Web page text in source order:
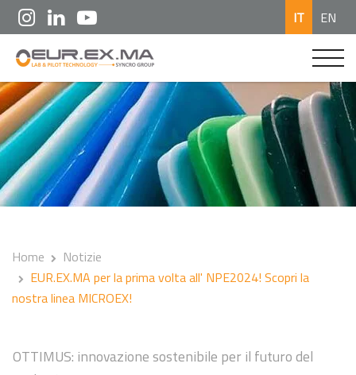
IT EN
Home
Notizie
EUR.EX.MA per la prima volta all' NPE2024! Scopri la
nostra linea MICROEX!
OTTIMUS: innovazione sostenibile per il futuro del